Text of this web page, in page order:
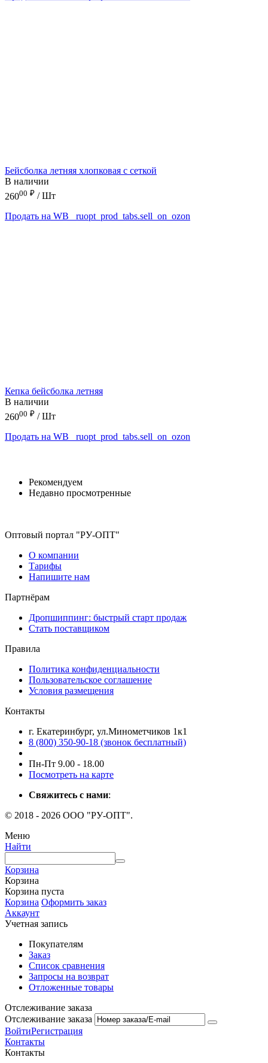
Бейсболка летняя хлопковая с сеткой
В наличии
26000 ₽ / Шт
Продать на WB
_ruopt_prod_tabs.sell_on_ozon
Кепка бейсболка летняя
В наличии
26000 ₽ / Шт
Продать на WB
_ruopt_prod_tabs.sell_on_ozon
Рекомендуем
Недавно просмотренные
Оптовый портал "РУ-ОПТ"
О компании
Тарифы
Напишите нам
Партнёрам
Дропшиппинг: быстрый старт продаж
Стать поставщиком
Правила
Политика конфиденциальности
Пользовательское соглашение
Условия размещения
Контакты
г. Екатеринбург, ул.Минометчиков 1к1
8 (800) 350-90-18 (звонок бесплатный)
Пн-Пт 9.00 - 18.00
Посмотреть на карте
Свяжитесь с нами:
© 2018 - 2026 ООО "РУ-ОПТ".
Меню
Найти
Корзина
Корзина
Корзина пуста
Корзина Оформить заказ
Аккаунт
Учетная запись
Покупателям
Заказ
Список сравнения
Запросы на возврат
Отложенные товары
Отслеживание заказа
Отслеживание заказа
ВойтиРегистрация
Контакты
Контакты